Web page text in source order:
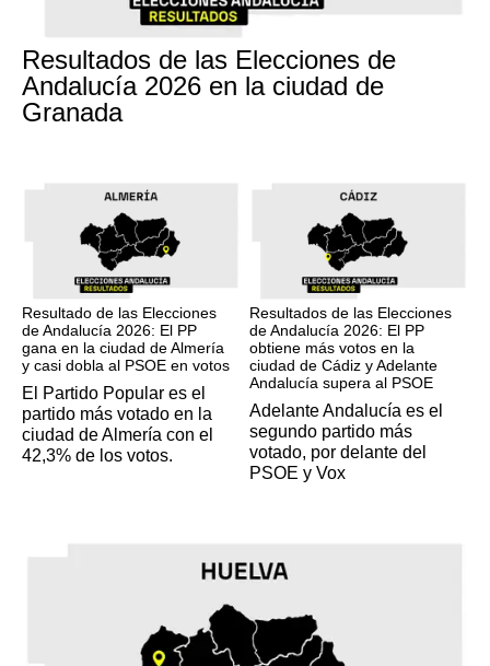
Resultados de las Elecciones de
Andalucía 2026 en la ciudad de
Granada
Resultado de las Elecciones
de Andalucía 2026: El PP
gana en la ciudad de Almería
y casi dobla al PSOE en votos
El Partido Popular es el
partido más votado en la
ciudad de Almería con el
42,3% de los votos.
Resultados de las Elecciones
de Andalucía 2026: El PP
obtiene más votos en la
ciudad de Cádiz y Adelante
Andalucía supera al PSOE
Adelante Andalucía es el
segundo partido más
votado, por delante del
PSOE y Vox